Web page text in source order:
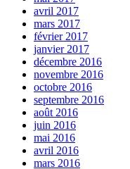
avril 2017
mars 2017
février 2017
janvier 2017
décembre 2016
novembre 2016
octobre 2016
septembre 2016
août 2016
juin 2016
mai 2016
avril 2016
mars 2016